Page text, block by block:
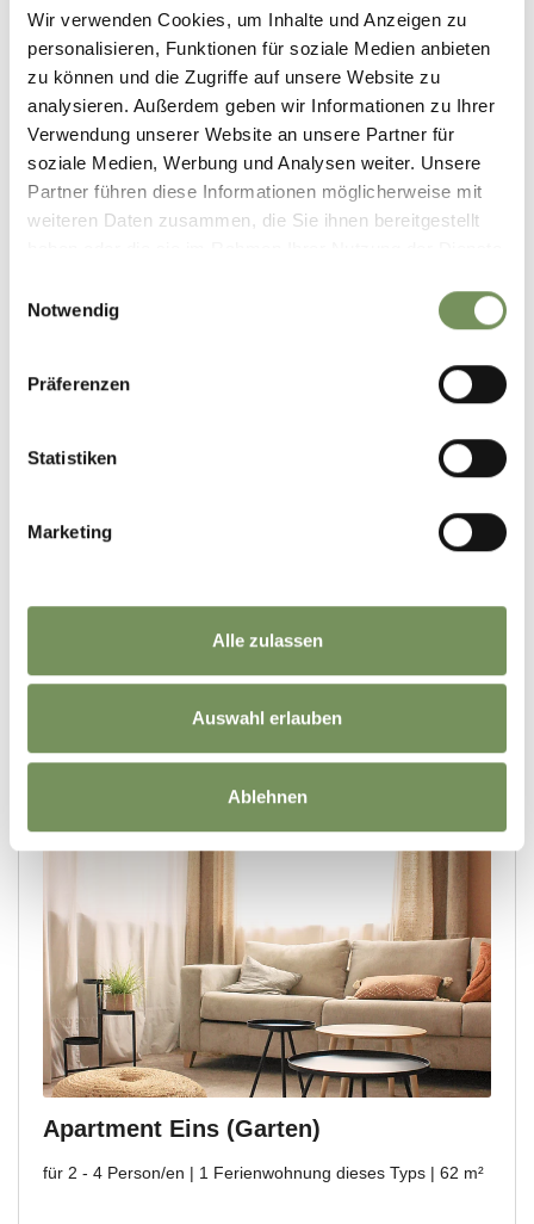
Wir verwenden Cookies, um Inhalte und Anzeigen zu
personalisieren, Funktionen für soziale Medien anbieten
zu können und die Zugriffe auf unsere Website zu
analysieren. Außerdem geben wir Informationen zu Ihrer
Verwendung unserer Website an unsere Partner für
soziale Medien, Werbung und Analysen weiter. Unsere
Partner führen diese Informationen möglicherweise mit
weiteren Daten zusammen, die Sie ihnen bereitgestellt
Notwendig
Präferenzen
Statistiken
Marketing
Alle zulassen
Auswahl erlauben
Ablehnen